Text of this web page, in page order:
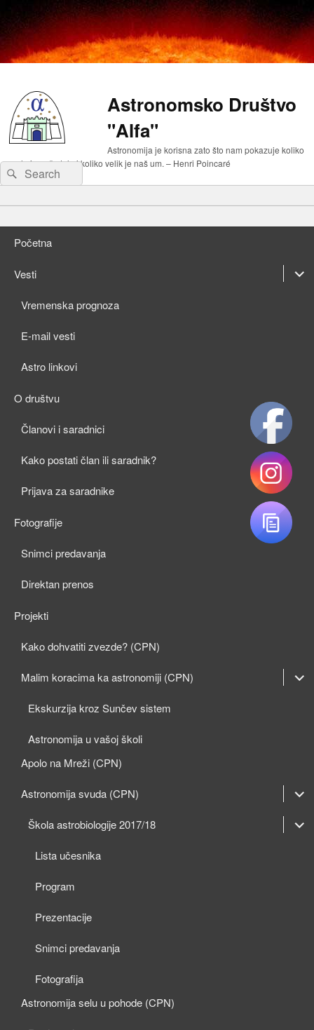
Astronomsko Društvo
"Alfa"
Astronomija je korisna zato što nam pokazuje koliko
malo je naše telo i koliko velik je naš um. – Henri Poincaré
Search
for:
Search
menuSkip
content
Skip
to
Početna
Vesti
Vremenska prognoza
E-mail vesti
Astro linkovi
O društvu
Članovi i saradnici
Kako postati član ili saradnik?
Prijava za saradnike
Fotografije
child
menu
Snimci predavanja
Direktan prenos
Projekti
Kako dohvatiti zvezde? (CPN)
Malim koracima ka astronomiji (CPN)
Ekskurzija kroz Sunčev sistem
Astronomija u vašoj školi
Apolo na Mreži (CPN)
Astronomija svuda (CPN)
menu
Škola astrobiologije 2017/18
Lista učesnika
Program
Prezentacije
Snimci predavanja
Fotografija
Astronomija selu u pohode (CPN)